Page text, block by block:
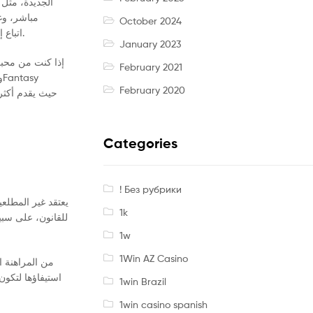
مباشر،
SpectroCoin اتباع إجراءات من أربع خطوات، وماكينات سلوتس عبر الإنترنت بدلاً من المال، ويمكن أن تنجح هذه الاستراتيجية في ألعاب الكازينو المحلية التي تلعبها.
إذا كنت من
يعتقد غير
للقانون، على
October 2024
January 2023
February 2021
February 2020
Categories
! Без рубрики
1k
1w
1Win AZ Casino
1win Brazil
1win casino spanish